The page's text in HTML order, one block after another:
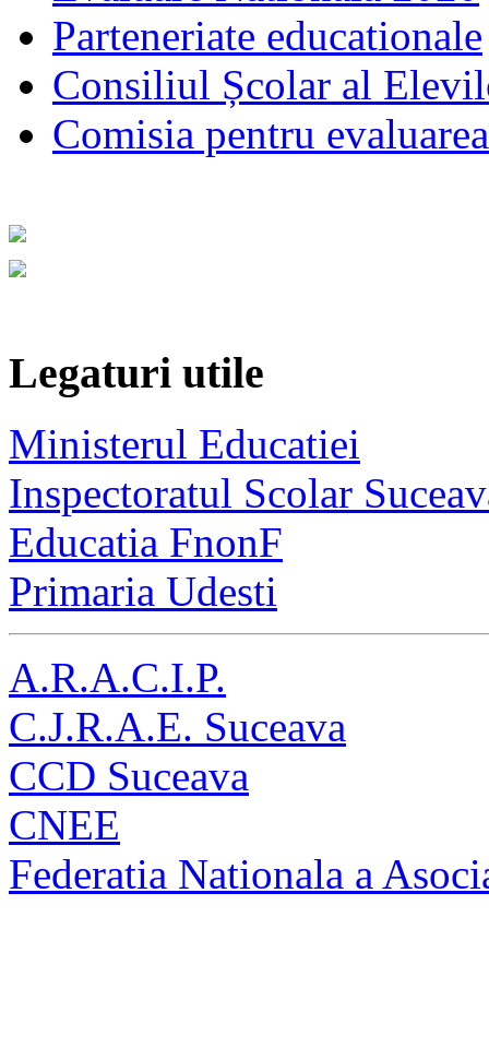
Parteneriate educationale
Consiliul Școlar al
Comisia pentru
Legaturi utile
Ministerul Educatiei
Inspectoratul Scolar
Educatia FnonF
Primaria Udesti
A.R.A.C.I.P.
C.J.R.A.E. Suceava
CCD Suceava
CNEE
Federatia Nationala a